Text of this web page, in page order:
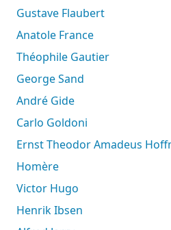
Gustave Flaubert
Anatole France
Théophile Gautier
George Sand
André Gide
Carlo Goldoni
Ernst Theodor Amadeus
Homère
Victor Hugo
Henrik Ibsen